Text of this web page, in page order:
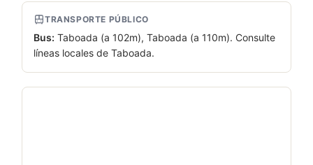
TRANSPORTE PÚBLICO
Bus: Taboada (a 102m), Taboada (a 110m). Consulte
líneas locales de Taboada.